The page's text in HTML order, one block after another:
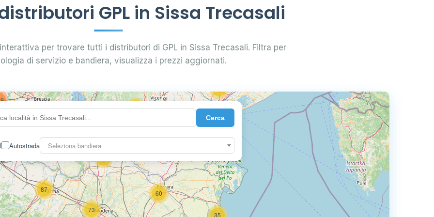
GPL in Sissa Trecasali
per trovare tutti i distributori di GPL in Sissa Trecasali. Filtra per
di servizio e bandiera, visualizza i prezzi aggiornati.
Cerca
Autostrada Seleziona bandiera
7
28
5
87
7
119
73
73
35
60
0.789 €